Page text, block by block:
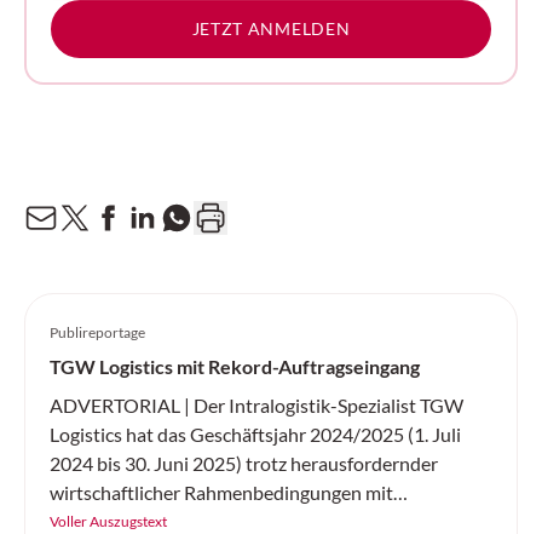
JETZT ANMELDEN
Publireportage
TGW Logistics mit Rekord-Auftragseingang
ADVERTORIAL | Der Intralogistik-Spezialist TGW
Logistics hat das Geschäftsjahr 2024/2025 (1. Juli
2024 bis 30. Juni 2025) trotz herausfordernder
wirtschaftlicher Rahmenbedingungen mit
Rekordwerten abgeschlossen. Der Umsatz des
Voller Auszugstext